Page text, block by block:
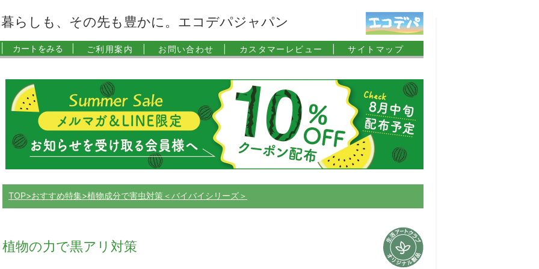
暮らしも、その先も豊かに。エコデパジャパン
カートをみる | ご利用案内 | お問い合わせ | カスタマーレビュー | サイトマップ
TOP おすすめ特集 植物成分で害虫対策＜バイバイシリーズ＞
植物の力で黒アリ対策